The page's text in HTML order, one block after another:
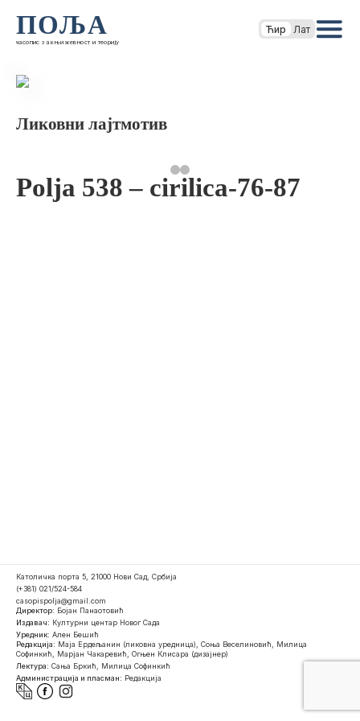
ПОЉА
часопис за књижевност и теорију
Ћир Лат
Ликовни лајтмотив
Polja 538 – cirilica-76-87
Католичка порта 5, 21000 Нови Сад, Србија
(+381) 021/524-584
casopispolja@gmail.com
Директор: Бојан Панаотовић
Издавач: Културни центар Новог Сада
Уредник: Ален Бешић
Редакција: Маја Ердељанин (ликовна уредница), Соња Веселиновић, Милица
Софинкић, Марјан Чакаревић, Огњен Клисара (дизајнер)
Лектура: Сања Бркић, Милица Софинкић
Администрација и пласман: Редакција